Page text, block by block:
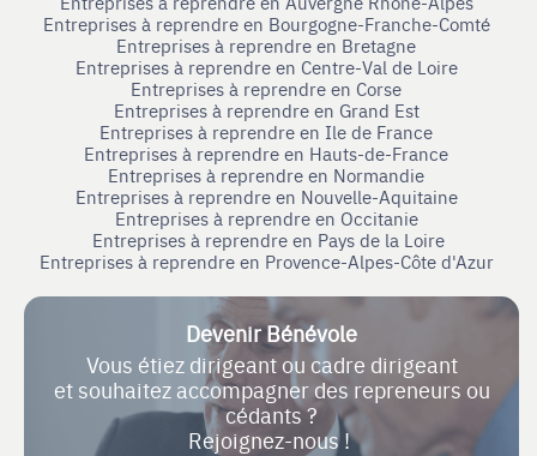
Entreprises à reprendre en Bourgogne-Franche-Comté
Entreprises à reprendre en Bretagne
Entreprises à reprendre en Centre-Val de Loire
Entreprises à reprendre en Corse
Entreprises à reprendre en Grand Est
Entreprises à reprendre en Ile de France
Entreprises à reprendre en Hauts-de-France
Entreprises à reprendre en Normandie
Entreprises à reprendre en Nouvelle-Aquitaine
Entreprises à reprendre en Occitanie
Entreprises à reprendre en Pays de la Loire
Entreprises à reprendre en Provence-Alpes-Côte d'Azur
Devenir Bénévole
Vous étiez dirigeant ou cadre dirigeant
et souhaitez accompagner des repreneurs ou
cédants ?
Rejoignez-nous !